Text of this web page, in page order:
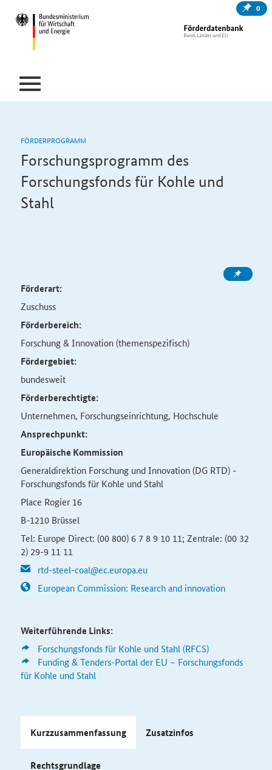
0
FÖRDERPROGRAMM
Forschungsprogramm des
Forschungsfonds für Kohle und
Stahl
Förderart:
Zuschuss
Förderbereich:
Forschung & Innovation (themenspezifisch)
Fördergebiet:
bundesweit
Förderberechtigte:
Unternehmen, Forschungseinrichtung, Hochschule
Ansprechpunkt:
Europäische Kommission
Generaldirektion Forschung und Innovation (DG RTD) -
Forschungsfonds für Kohle und Stahl
Place Rogier 16
B-1210 Brüssel
Tel: Europe Direct: (00 800) 6 7 8 9 10 11; Zentrale: (00 32
2) 29-9 11 11
rtd-steel-coal@ec.europa.eu
European Commission: Research and innovation
Weiterführende Links:
Forschungsfonds für Kohle und Stahl (RFCS)
Funding & Tenders-Portal der EU – Forschungsfonds
für Kohle und Stahl
Kurzzusammenfassung Zusatzinfos
Rechtsgrundlage